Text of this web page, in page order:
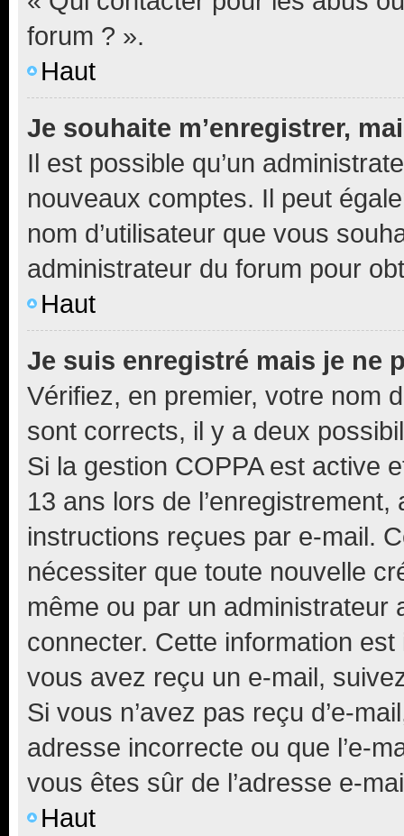
forum ? ».
Haut
Je souhaite m’enregistrer,
Il est possible qu’un
nouveaux comptes. Il peut
nom d’utilisateur que vous
administrateur du forum pour
Haut
Je suis enregistré mais je ne
Vérifiez, en premier, votre nom
sont corrects, il y a deux
Si la gestion COPPA est active
13 ans lors de
instructions reçues par e-mail.
nécessiter que toute nouvelle
même ou par un
connecter. Cette information
vous avez reçu un e-mail,
Si vous n’avez pas reçu d’e-
adresse incorrecte ou que l’e-
vous êtes sûr de l’adresse e-
Haut